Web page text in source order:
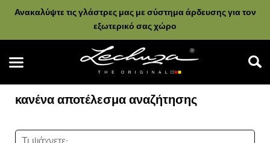
Ανακαλύψτε τις γλάστρες μας με σύστημα άρδευσης για τον
εξωτερικό σας χώρο
κανένα αποτέλεσμα αναζήτησης